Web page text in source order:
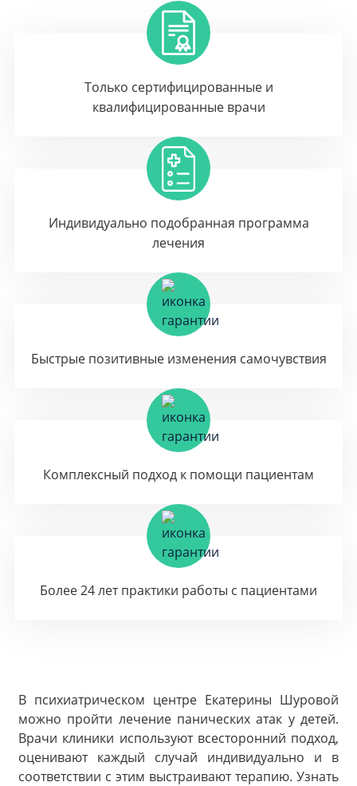
Только сертифицированные и
квалифицированные врачи
Индивидуально подобранная программа
лечения
Быстрые позитивные изменения самочувствия
Комплексный подход к помощи пациентам
Более 24 лет практики работы с пациентами
В психиатрическом центре Екатерины Шуровой
можно пройти лечение панических атак у детей.
Врачи клиники используют всесторонний подход,
оценивают каждый случай индивидуально и в
соответствии с этим выстраивают терапию. Узнать